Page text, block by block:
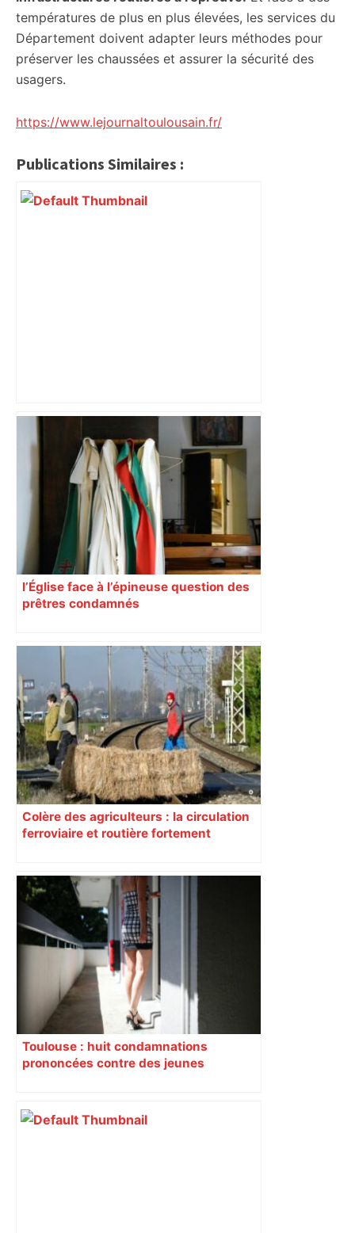
températures de plus en plus élevées, les services du
Département doivent adapter leurs méthodes pour
préserver les chaussées et assurer la sécurité des
usagers.
https://www.lejournaltoulousain.fr/
Publications Similaires :
"C'est la reprise des bouchons et c'est
horrible", plus de 17 km de
ralentissements autour de Toulouse ce
jeudi matin, on vous donne les
secteurs à éviter – ladepeche.fr
l’Église face à l’épineuse question des
prêtres condamnés
Colère des agriculteurs : la circulation
ferroviaire et routière fortement
Toulouse : huit condamnations
prononcées contre des jeunes